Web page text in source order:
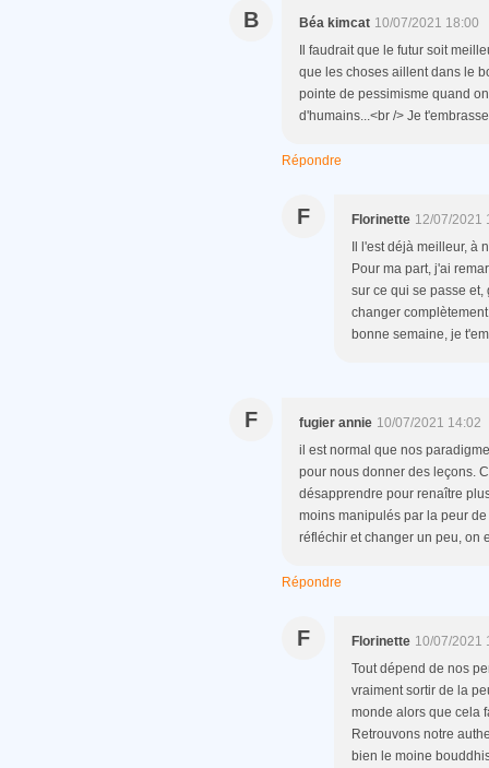
B Béa kimcat 10/07/2021 18:00
Il faudrait que le futur soit
que les choses aillent dans le
pointe de pessimisme quand
d'humains...<br /> Je
Répondre
F Florinette 12/07/2021
Il l'est déjà meilleur, à
Pour ma part, j'ai
sur ce qui se passe
changer
bonne semaine, je
F fugier annie 10/07/2021 14:02
il est normal que nos
pour nous donner des leçons.
désapprendre pour renaître
moins manipulés par la peur
réfléchir et changer un peu, on
Répondre
F Florinette 10/07/2021
Tout dépend de nos
vraiment sortir de la
monde alors que cela
Retrouvons notre
bien le moine